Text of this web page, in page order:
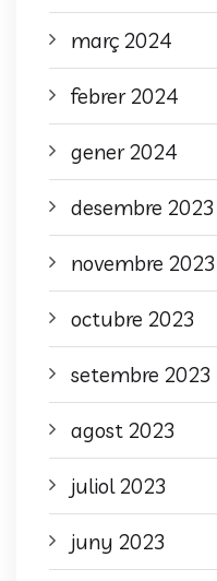
març 2024
febrer 2024
gener 2024
desembre 2023
novembre 2023
octubre 2023
setembre 2023
agost 2023
juliol 2023
juny 2023